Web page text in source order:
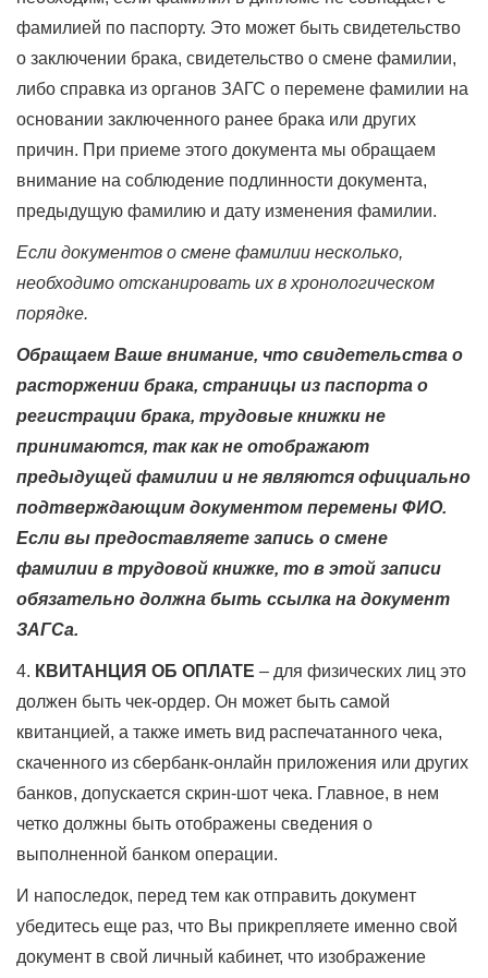
фамилией по паспорту. Это может быть свидетельство
о заключении брака, свидетельство о смене фамилии,
либо справка из органов ЗАГС о перемене фамилии на
основании заключенного ранее брака или других
причин. При приеме этого документа мы обращаем
внимание на соблюдение подлинности документа,
предыдущую фамилию и дату изменения фамилии.
Если документов о смене фамилии несколько,
необходимо отсканировать их в хронологическом
порядке.
Обращаем Ваше внимание, что свидетельства о
расторжении брака, страницы из паспорта о
регистрации брака, трудовые книжки не
принимаются, так как не отображают
предыдущей фамилии и не являются официально
подтверждающим документом перемены ФИО.
Если вы предоставляете запись о смене
фамилии в трудовой книжке, то в этой записи
обязательно должна быть ссылка на документ
ЗАГСа.
4. КВИТАНЦИЯ ОБ ОПЛАТЕ – для физических лиц это
должен быть чек-ордер. Он может быть самой
квитанцией, а также иметь вид распечатанного чека,
скаченного из сбербанк-онлайн приложения или других
банков, допускается скрин-шот чека. Главное, в нем
четко должны быть отображены сведения о
выполненной банком операции.
И напоследок, перед тем как отправить документ
убедитесь еще раз, что Вы прикрепляете именно свой
документ в свой личный кабинет, что изображение